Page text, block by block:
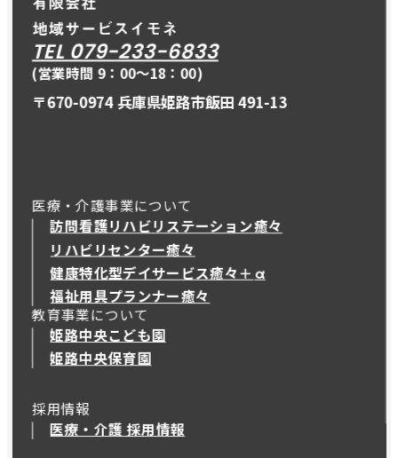
TEL 079-233-6833
(営業時間 9：00〜18：00)
〒670-0974 兵庫県姫路市飯田 491-13
医療・介護事業について
訪問看護リハビリステーション癒々
リハビリセンター癒々
健康特化型デイサービス癒々＋ α
健康特化型デイサービス癒々＋
福祉用具プランナー癒々
教育事業について
姫路中央こども園
姫路中央保育園
採用情報
医療・介護 採用情報